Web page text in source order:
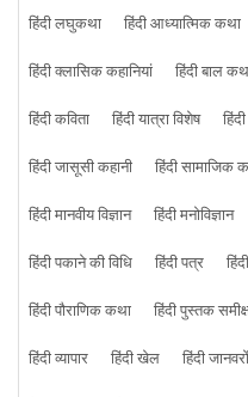
हिंदी लघुकथा हिंदी आध्यात्मिक कथा
हिंदी क्लासिक कहानियां
हिंदी बाल
हिंदी कविता
हिंदी यात्रा विशेष
हिंदी जासूसी कहानी
हिंदी सामाजिक
हिंदी मानवीय विज्ञान
हिंदी मनोविज्ञान
हिंदी पकाने की विधि
हिंदी पत्र
हिंदी पौराणिक कथा
हिंदी पुस्तक
हिंदी व्यापार
हिंदी खेल हिंदी जानवरों